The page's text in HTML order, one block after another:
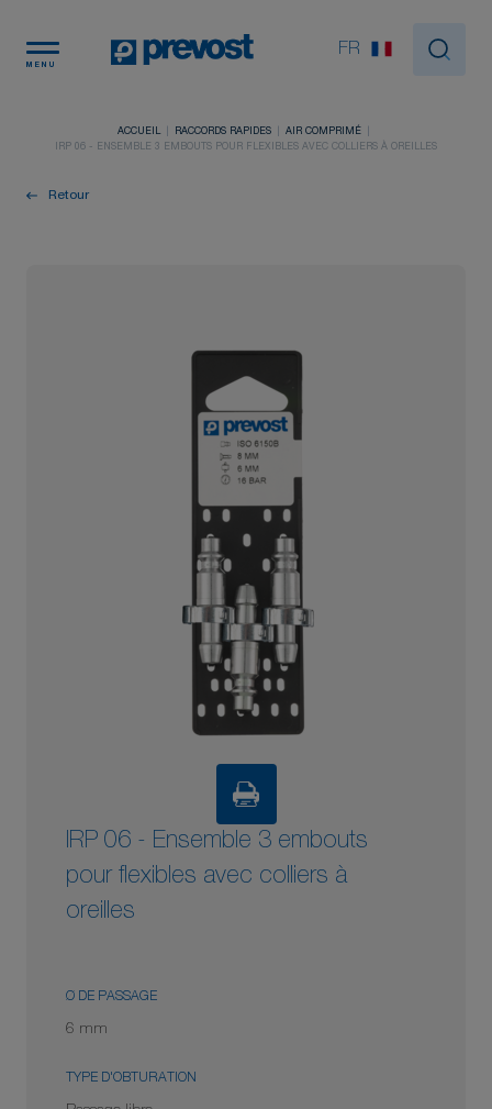
MENU
FR
ACCUEIL RACCORDS RAPIDES
AIR COMPRIMÉ
IRP 06 - ENSEMBLE 3 EMBOUTS POUR FLEXIBLES AVEC COLLIERS À OREILLES
Retour
IRP 06 - Ensemble 3 embouts
pour flexibles avec colliers à
oreilles
Ø DE PASSAGE
6 mm
TYPE D'OBTURATION